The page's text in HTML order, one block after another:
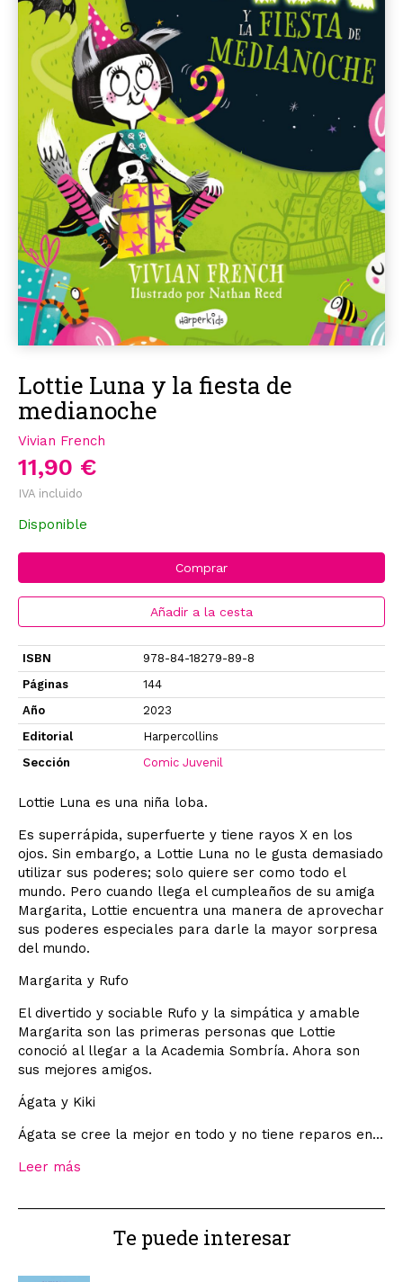
Lottie Luna y la fiesta de
medianoche
Vivian French
11,90 €
IVA incluido
Disponible
Comprar
Añadir a la cesta
ISBN
978-84-18279-89-8
Páginas
144
Año
2023
Editorial
Harpercollins
Sección
Comic Juvenil
Lottie Luna es una niña loba.
Es superrápida, superfuerte y tiene rayos X en los
ojos. Sin embargo, a Lottie Luna no le gusta demasiado
utilizar sus poderes; solo quiere ser como todo el
mundo. Pero cuando llega el cumpleaños de su amiga
Margarita, Lottie encuentra una manera de aprovechar
sus poderes especiales para darle la mayor sorpresa
del mundo.
Margarita y Rufo
El divertido y sociable Rufo y la simpática y amable
Margarita son las primeras personas que Lottie
conoció al llegar a la Academia Sombría. Ahora son
sus mejores amigos.
Ágata y Kiki
Ágata se cree la mejor en todo y no tiene reparos en...
Leer más
Te puede interesar